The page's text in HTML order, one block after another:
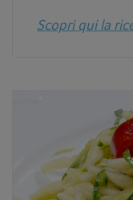
Scopri qui la